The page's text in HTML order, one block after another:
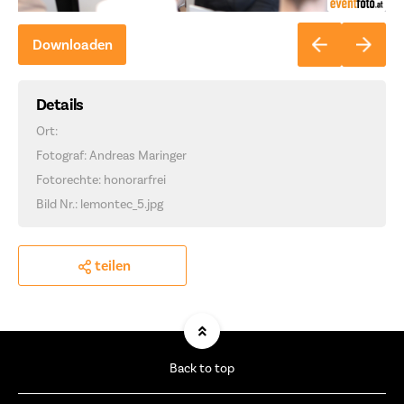
Downloaden
Details
Ort:
Fotograf: Andreas Maringer
Fotorechte: honorarfrei
Bild Nr.: lemontec_5.jpg
teilen
Back to top